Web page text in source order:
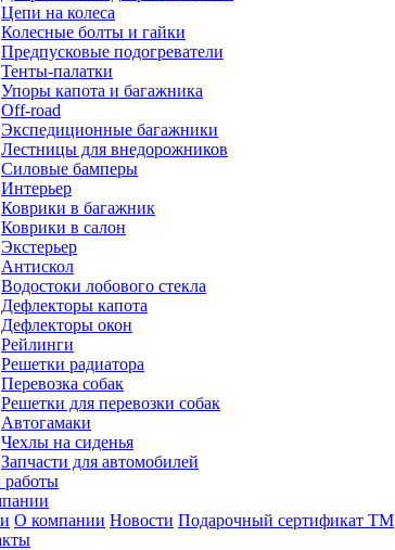
Цепи на колеса
Колесные болты и гайки
Предпусковые подогреватели
Тенты-палатки
Упоры капота и багажника
Off-road
Экспедиционные багажники
Лестницы для внедорожников
Силовые бамперы
Интерьер
Коврики в багажник
Коврики в салон
Экстерьер
Антискол
Водостоки лобового стекла
Дефлекторы капота
Дефлекторы окон
Рейлинги
Решетки радиатора
Перевозка собак
Решетки для перевозки собак
Автогамаки
Чехлы на сиденья
Запчасти для автомобилей
О компании Новости Подарочный сертификат ТМ